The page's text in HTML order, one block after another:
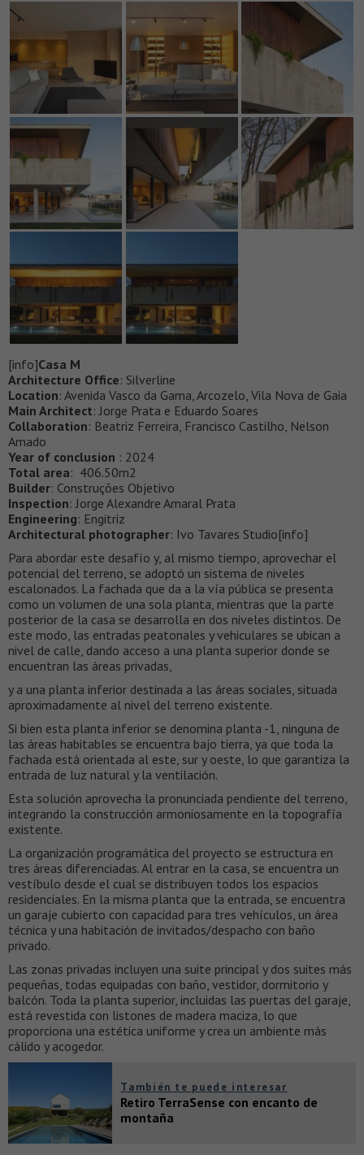
[info]Casa M
Architecture Office: Silverline
Location: Avenida Vasco da Gama, Arcozelo, Vila Nova de Gaia
Main Architect: Jorge Prata e Eduardo Soares
Collaboration: Beatriz Ferreira, Francisco Castilho, Nelson
Amado
Year of conclusion : 2024
Total area: 406.50m2
Builder: Construções Objetivo
Inspection: Jorge Alexandre Amaral Prata
Engineering: Engitriz
Architectural photographer: Ivo Tavares Studio[info]
Para abordar este desafío y, al mismo tiempo, aprovechar el
potencial del terreno, se adoptó un sistema de niveles
escalonados. La fachada que da a la vía pública se presenta
como un volumen de una sola planta, mientras que la parte
posterior de la casa se desarrolla en dos niveles distintos. De
este modo, las entradas peatonales y vehiculares se ubican a
nivel de calle, dando acceso a una planta superior donde se
encuentran las áreas privadas,
y a una planta inferior destinada a las áreas sociales, situada
aproximadamente al nivel del terreno existente.
Si bien esta planta inferior se denomina planta -1, ninguna de
las áreas habitables se encuentra bajo tierra, ya que toda la
fachada está orientada al este, sur y oeste, lo que garantiza la
entrada de luz natural y la ventilación.
Esta solución aprovecha la pronunciada pendiente del terreno,
integrando la construcción armoniosamente en la topografía
existente.
La organización programática del proyecto se estructura en
tres áreas diferenciadas. Al entrar en la casa, se encuentra un
vestíbulo desde el cual se distribuyen todos los espacios
residenciales. En la misma planta que la entrada, se encuentra
un garaje cubierto con capacidad para tres vehículos, un área
técnica y una habitación de invitados/despacho con baño
privado.
Las zonas privadas incluyen una suite principal y dos suites más
pequeñas, todas equipadas con baño, vestidor, dormitorio y
balcón. Toda la planta superior, incluidas las puertas del garaje,
está revestida con listones de madera maciza, lo que
proporciona una estética uniforme y crea un ambiente más
cálido y acogedor.
También te puede interesar
Retiro TerraSense con encanto de
montaña